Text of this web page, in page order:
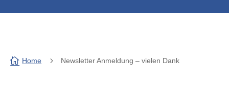
 Home 5 Newsletter Anmeldung – vielen Dank